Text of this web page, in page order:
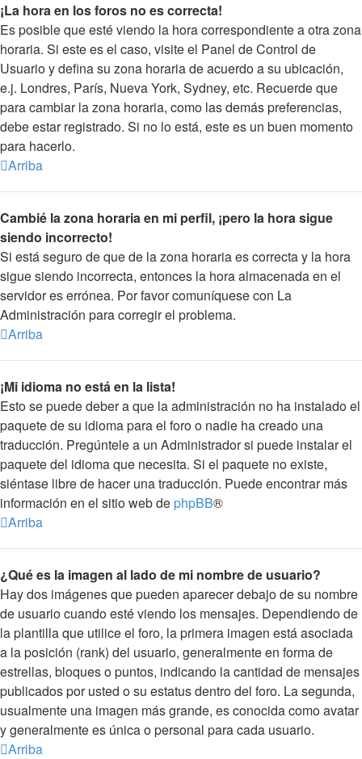
¡La hora en los foros no es correcta!
Es posible que esté viendo la hora correspondiente a otra zona
horaria. Si este es el caso, visite el Panel de Control de
Usuario y defina su zona horaria de acuerdo a su ubicación,
e.j. Londres, París, Nueva York, Sydney, etc. Recuerde que
para cambiar la zona horaria, como las demás preferencias,
debe estar registrado. Si no lo está, este es un buen momento
para hacerlo.
Arriba
Cambié la zona horaria en mi perfil, ¡pero la hora sigue
siendo incorrecto!
Si está seguro de que de la zona horaria es correcta y la hora
sigue siendo incorrecta, entonces la hora almacenada en el
servidor es errónea. Por favor comuníquese con La
Administración para corregir el problema.
Arriba
¡Mi idioma no está en la lista!
Esto se puede deber a que la administración no ha instalado el
paquete de su idioma para el foro o nadie ha creado una
traducción. Pregúntele a un Administrador si puede instalar el
paquete del idioma que necesita. Si el paquete no existe,
siéntase libre de hacer una traducción. Puede encontrar más
información en el sitio web de phpBB®
Arriba
¿Qué es la imagen al lado de mi nombre de usuario?
Hay dos imágenes que pueden aparecer debajo de su nombre
de usuario cuando esté viendo los mensajes. Dependiendo de
la plantilla que utilice el foro, la primera imagen está asociada
a la posición (rank) del usuario, generalmente en forma de
estrellas, bloques o puntos, indicando la cantidad de mensajes
publicados por usted o su estatus dentro del foro. La segunda,
usualmente una imagen más grande, es conocida como avatar
y generalmente es única o personal para cada usuario.
Arriba